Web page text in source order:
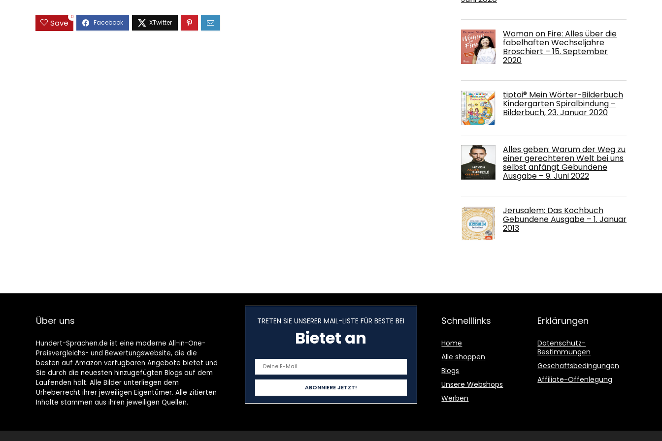
Save
0
Woman on Fire: Alles über die
fabelhaften Wechseljahre
Broschiert – 15. September
2020
tiptoi® Mein Wörter-Bilderbuch
Kindergarten Spiralbindung –
Bilderbuch, 23. Januar 2020
Alles geben: Warum der Weg zu
einer gerechteren Welt bei uns
selbst anfängt Gebundene
Ausgabe – 9. Juni 2022
Jerusalem: Das Kochbuch
Gebundene Ausgabe – 1. Januar
2013
Über uns
Hundert-Sprachen.de ist eine moderne All-in-One-
Preisvergleichs- und Bewertungswebsite, die die
besten auf Amazon verfügbaren Angebote bietet und
Sie durch die neuesten hinzugefügten Blogs auf dem
Laufenden hält. Alle Bilder unterliegen dem
Urheberrecht ihrer jeweiligen Eigentümer. Alle zitierten
Inhalte stammen aus ihren jeweiligen Quellen.
TRETEN SIE UNSERER MAIL-LISTE FÜR BESTE BEI
Bietet an
Schnelllinks
Home
Alle shoppen
Blogs
Unsere Webshops
Werben
Erklärungen
Datenschutz-
Bestimmungen
Geschäftsbedingungen
Affiliate-Offenlegung